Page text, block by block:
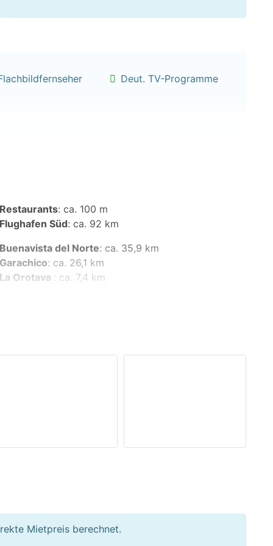
Deut. TV-Programme
Restaurants: ca. 100 m
Flughafen Süd: ca. 92 km
Buenavista del Norte: ca. 35,9 km
Garachico: ca. 26,1 km
La Orotava : ca. 7,4 km
Mietpreis berechnet.